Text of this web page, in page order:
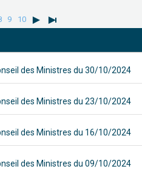
9 10
des Ministres du 30/10/2024
des Ministres du 23/10/2024
des Ministres du 16/10/2024
des Ministres du 09/10/2024